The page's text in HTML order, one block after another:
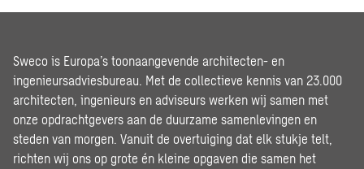
Sweco is Europa’s toonaangevende architecten- en
ingenieursadviesbureau. Met de collectieve kennis van 23.000
architecten, ingenieurs en adviseurs werken wij samen met
onze opdrachtgevers aan de duurzame samenlevingen en
steden van morgen. Vanuit de overtuiging dat elk stukje telt,
richten wij ons op grote én kleine opgaven die samen het